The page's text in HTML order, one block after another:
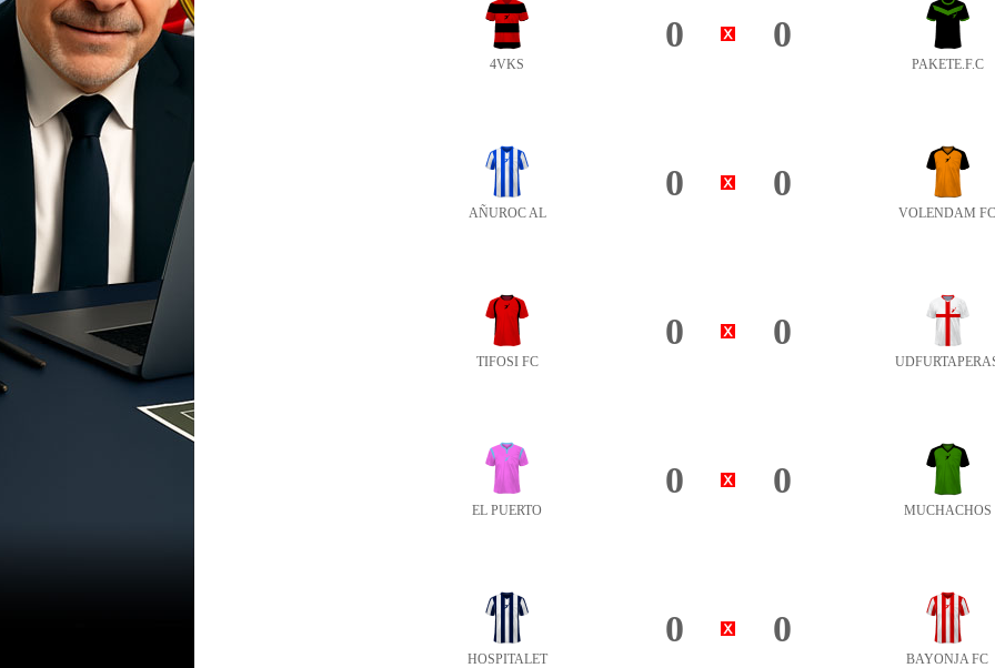
4VKS
0 0
PAKETE.F.C
AÑUROC AL
0 0
VOLENDAM FC
TIFOSI FC
0 0
EL PUERTO
0 0
MUCHACHOS
HOSPITALET
0 0
BAYONJA FC